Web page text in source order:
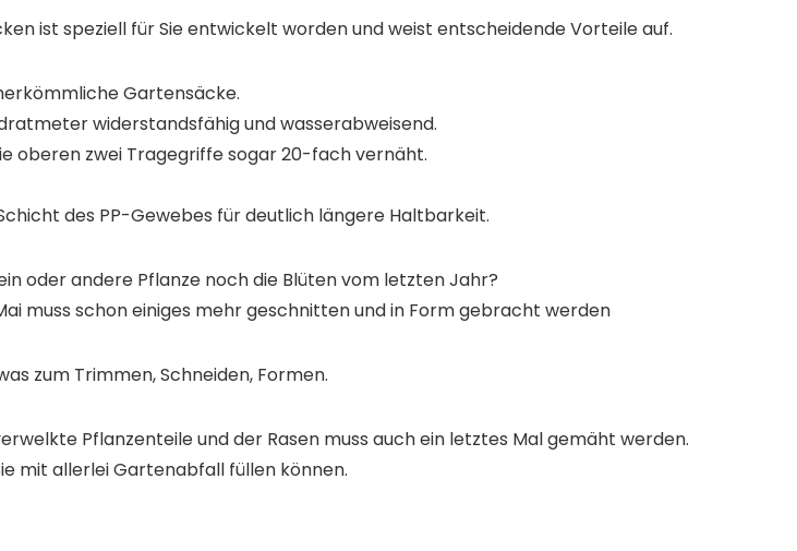
ist speziell für Sie entwickelt worden und weist entscheidende Vorteile auf.
Gartensäcke.
widerstandsfähig und wasserabweisend.
oberen zwei Tragegriffe sogar20-fachvernäht.
des PP-Gewebes für deutlich längere Haltbarkeit.
oder andere Pflanze noch die Blüten vom letzten Jahr?
muss schon einiges mehr geschnitten und in Form gebracht werden
zum Trimmen, Schneiden, Formen.
Pflanzenteile und der Rasen muss auch ein letztes Mal gemäht werden.
mit allerlei Gartenabfall füllen können.